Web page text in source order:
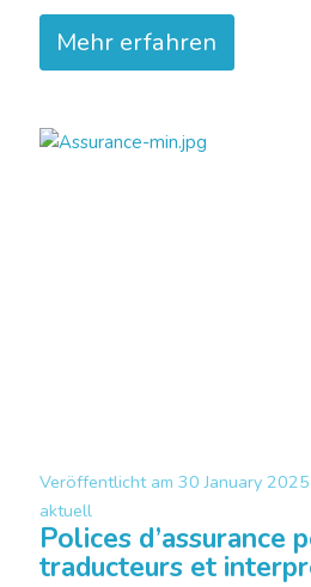
Mehr erfahren
Veröffentlicht am 30 January
aktuell
Polices d’assurance
traducteurs et